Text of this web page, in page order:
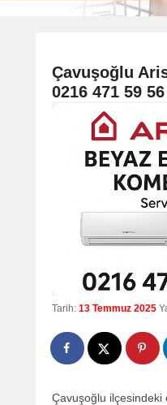
Çavuşoğlu
0216 471 59 56
Tarih: 13 Temmuz 2025
Çavuşoğlu ilçesindeki